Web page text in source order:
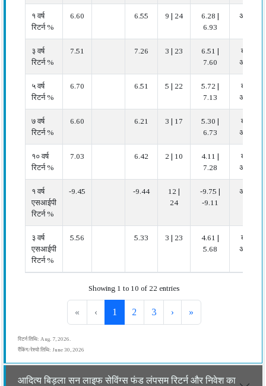
१ वर्ष
रिटर्न %
6.60 6.55 9 | 24
6.28 |
6.93
अच्छा
३ वर्ष
रिटर्न %
7.51 7.26 3 | 23
6.51 |
7.60
बहुत
अच्छा
५ वर्ष
रिटर्न %
6.70 6.51 5 | 22
5.72 |
7.13
बहुत
अच्छा
७ वर्ष
रिटर्न %
6.60 6.21 3 | 17
5.30 |
6.73
बहुत
अच्छा
१० वर्ष
रिटर्न %
7.03 6.42 2 | 10
4.11 |
7.28
बहुत
अच्छा
१ वर्ष
एसआईपी
रिटर्न %
-9.45 -9.44
12 |
24
-9.75 |
-9.11
अच्छा
३ वर्ष
एसआईपी
रिटर्न %
5.56 5.33 3 | 23
4.61 |
5.68
बहुत
अच्छा
Showing 1 to 10 of 22 entries
« ‹ 1 2 3 › »
रिटर्न तिथि: Aug. 7, 2026.
रैंकिंग/रेश्यो तिथि: June 30, 2026
आदित्य बिड़ला सन लाइफ सेविंग्स फंड लंपसम रिटर्न और निवेश का